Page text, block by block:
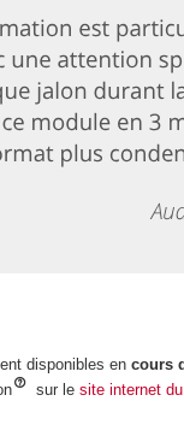
disponibles encours
sur lesite internet